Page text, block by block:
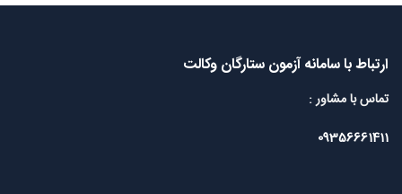
ارتباط با سامانه آزمون ستارگان وکالت
تماس با مشاور :
09356661411